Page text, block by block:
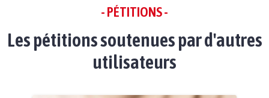
- PÉTITIONS -
Les pétitions soutenues par d'autres
utilisateurs